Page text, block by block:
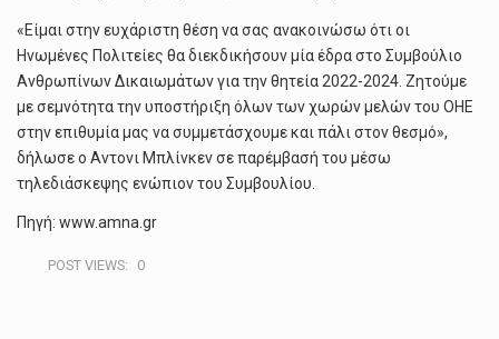
«Είμαι στην ευχάριστη θέση να σας ανακοινώσω ότι οι
Ηνωμένες Πολιτείες θα διεκδικήσουν μία έδρα στο Συμβούλιο
Ανθρωπίνων Δικαιωμάτων για την θητεία 2022-2024. Ζητούμε
με σεμνότητα την υποστήριξη όλων των χωρών μελών του ΟΗΕ
στην επιθυμία μας να συμμετάσχουμε και πάλι στον θεσμό»,
δήλωσε ο Αντονι Μπλίνκεν σε παρέμβασή του μέσω
τηλεδιάσκεψης ενώπιον του Συμβουλίου.
Πηγή: www.amna.gr
POST VIEWS: 0